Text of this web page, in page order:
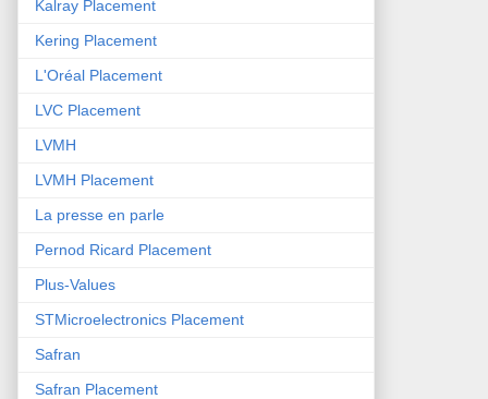
Kalray Placement
Kering Placement
L'Oréal Placement
LVC Placement
LVMH
LVMH Placement
La presse en parle
Pernod Ricard Placement
Plus-Values
STMicroelectronics Placement
Safran
Safran Placement